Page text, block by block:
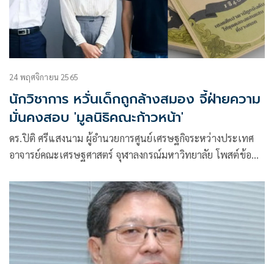
24 พฤศจิกายน 2565
นักวิชาการ หวั่นเด็กถูกล้างสมอง จี้ฝ่ายความ
มั่นคงสอบ 'มูลนิธิคณะก้าวหน้า'
ดร.ปิติ ศรีแสงนาม ผู้อำนวยการศูนย์เศรษฐกิจระหว่างประเทศ
อาจารย์คณะเศรษฐศาสตร์ จุฬาลงกรณ์มหาวิทยาลัย โพสต์ข้อ
Colonial Territory ที่ได้รับการสนับสนุนจากคณะก้าวหน้า